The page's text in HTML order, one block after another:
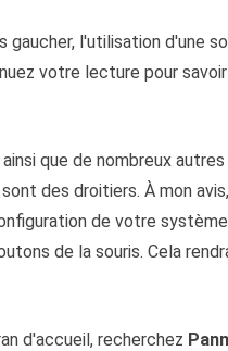
gaucher, l'utilisation d'une
votre lecture pour
ainsi que de nombreux
des droitiers. À mon
de votre
de la souris. Cela
d'accueil, recherchez